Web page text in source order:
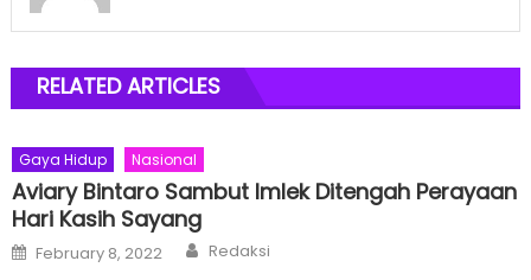
RELATED ARTICLES
Gaya Hidup Nasional
Aviary Bintaro Sambut Imlek Ditengah Perayaan
Hari Kasih Sayang
Posted
on
February 8, 2022 Author
Redaksi